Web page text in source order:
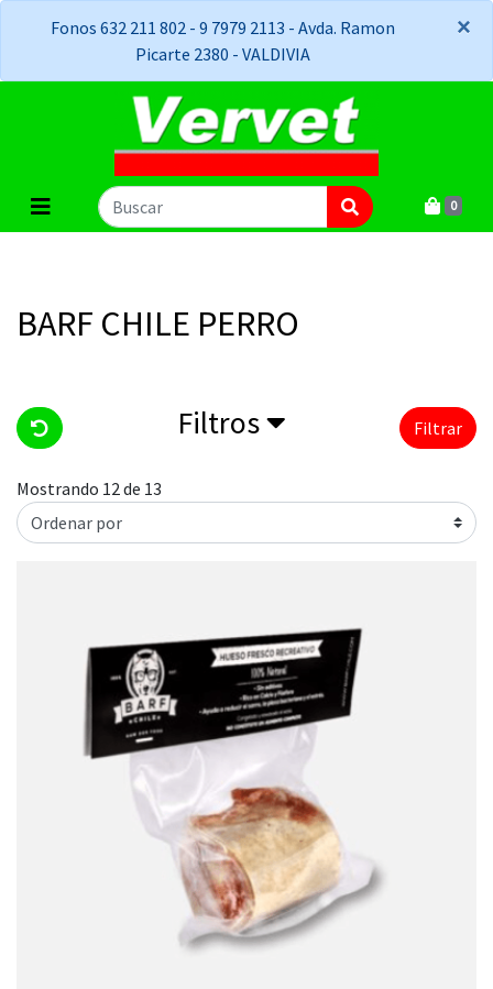
Fonos 632 211 802 - 9 7979 2113 - Avda. Ramon
Picarte 2380 - VALDIVIA
×
×
0
BARF CHILE PERRO
Filtros Filtrar
Mostrando 12 de 13